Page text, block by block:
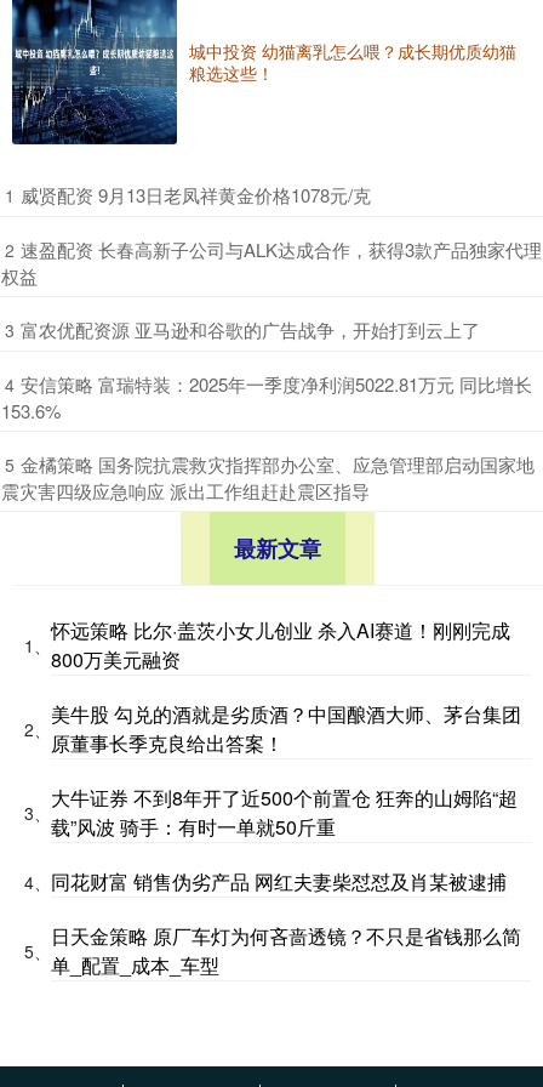
城中投资 幼猫离乳怎么喂？成长期优质幼猫
粮选这些！
1 ​威贤配资 9月13日老凤祥黄金价格1078元/克
2 ​速盈配资 长春高新子公司与ALK达成合作，获得3款产品独家代理
权益
3 ​富农优配资源 亚马逊和谷歌的广告战争，开始打到云上了
4 ​安信策略 富瑞特装：2025年一季度净利润5022.81万元 同比增长
153.6%
5 ​金橘策略 国务院抗震救灾指挥部办公室、应急管理部启动国家地
震灾害四级应急响应 派出工作组赶赴震区指导
最新文章
1、
怀远策略 比尔·盖茨小女儿创业 杀入AI赛道！刚刚完成
800万美元融资
2、
美牛股 勾兑的酒就是劣质酒？中国酿酒大师、茅台集团
原董事长季克良给出答案！
3、
大牛证券 不到8年开了近500个前置仓 狂奔的山姆陷“超
载”风波 骑手：有时一单就50斤重
4、 同花财富 销售伪劣产品 网红夫妻柴怼怼及肖某被逮捕
5、
日天金策略 原厂车灯为何吝啬透镜？不只是省钱那么简
单_配置_成本_车型